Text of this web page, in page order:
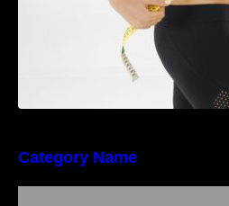
Category Name